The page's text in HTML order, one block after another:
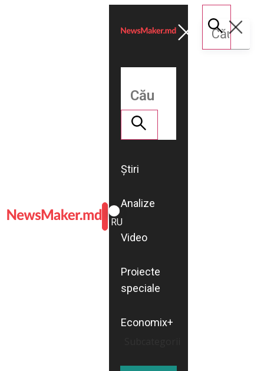
ROMÂNĂ
RU
Știri
Analize
Video
Proiecte
speciale
Economix+